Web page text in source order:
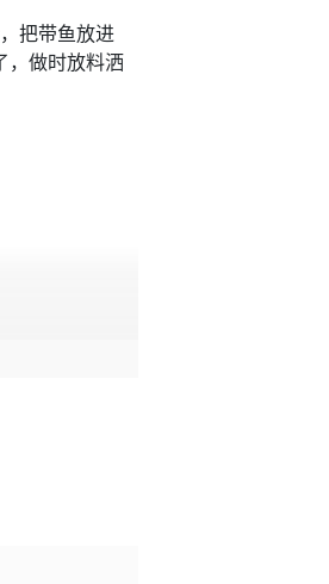
把带鱼放进
，做时放料洒